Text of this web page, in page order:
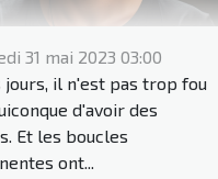
31 mai 2023 03:00
jours, il n'est pas trop fou
d'avoir des
Et les boucles
ont...